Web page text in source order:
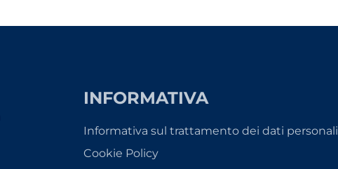
INFORMATIVA
Informativa sul trattamento dei dati personali
Cookie Policy